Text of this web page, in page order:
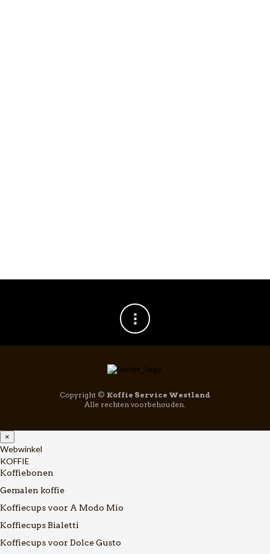
Copyright © Koffie Service Westland
Alle rechten voorbehouden.
×
Webwinkel
KOFFIE
Koffiebonen
Gemalen koffie
Koffiecups voor A Modo Mio
Koffiecups Bialetti
Koffiecups voor Dolce Gusto